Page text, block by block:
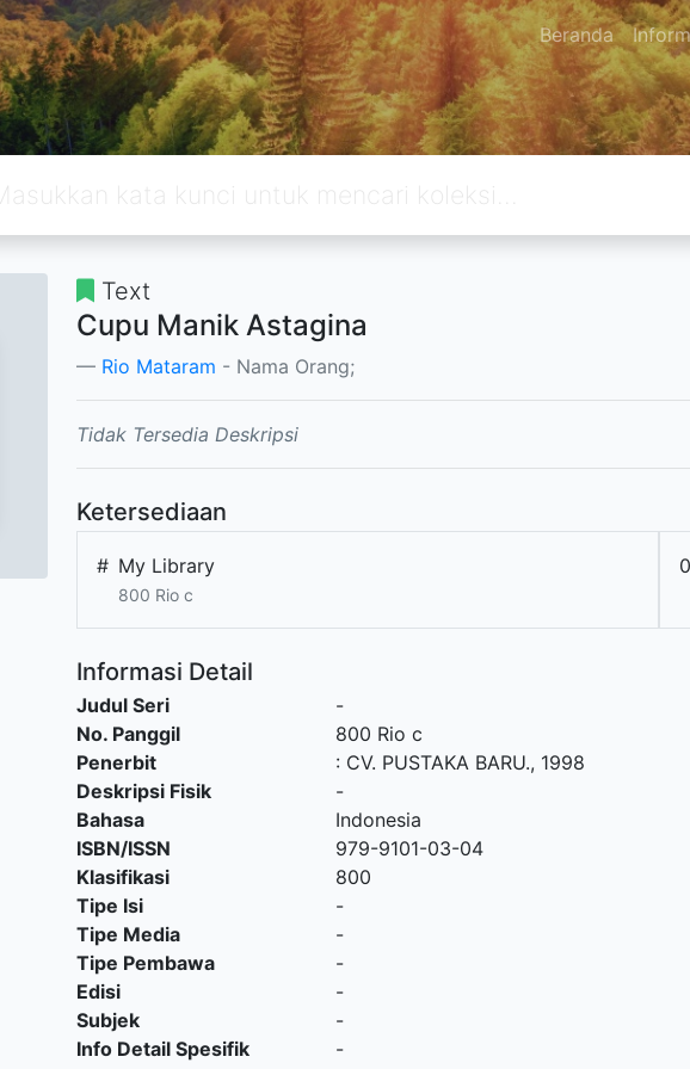
Beranda
Text
Cupu Manik Astagina
Rio Mataram - Nama Orang;
Tidak Tersedia Deskripsi
Ketersediaan
# My Library
800 Rio c
Informasi Detail
Judul Seri
-
No. Panggil
800 Rio c
Penerbit
: CV. PUSTAKA BARU., 1998
Deskripsi Fisik
-
Bahasa
Indonesia
ISBN/ISSN
979-9101-03-04
Klasifikasi
800
Tipe Isi
-
Tipe Media
-
Tipe Pembawa
-
Edisi
-
Subjek
-
Info Detail Spesifik
-